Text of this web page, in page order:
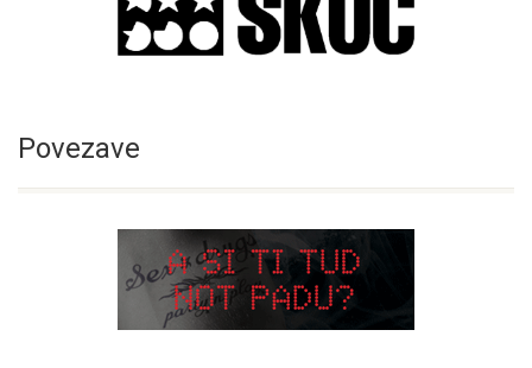
Povezave